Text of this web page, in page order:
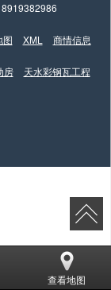
图 XML
商情信息
房
天水彩钢瓦工程
查看地图